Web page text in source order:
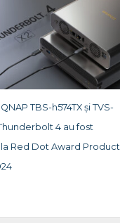
TBS-h574TX și TVS-
4 au fost
Red Dot Award Product